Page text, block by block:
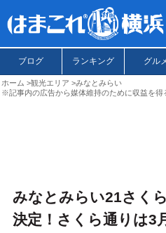
ブログ ランキング グル
ホーム 観光エリア
みなとみらい
※記事内の広告から媒体維持のために収益を得
みなとみらい21さく
決定！さくら通りは3